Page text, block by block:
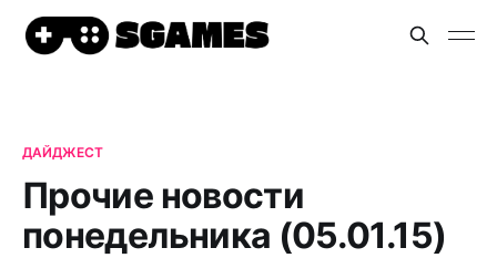
ДАЙДЖЕСТ
Прочие новости
понедельника (05.01.15)